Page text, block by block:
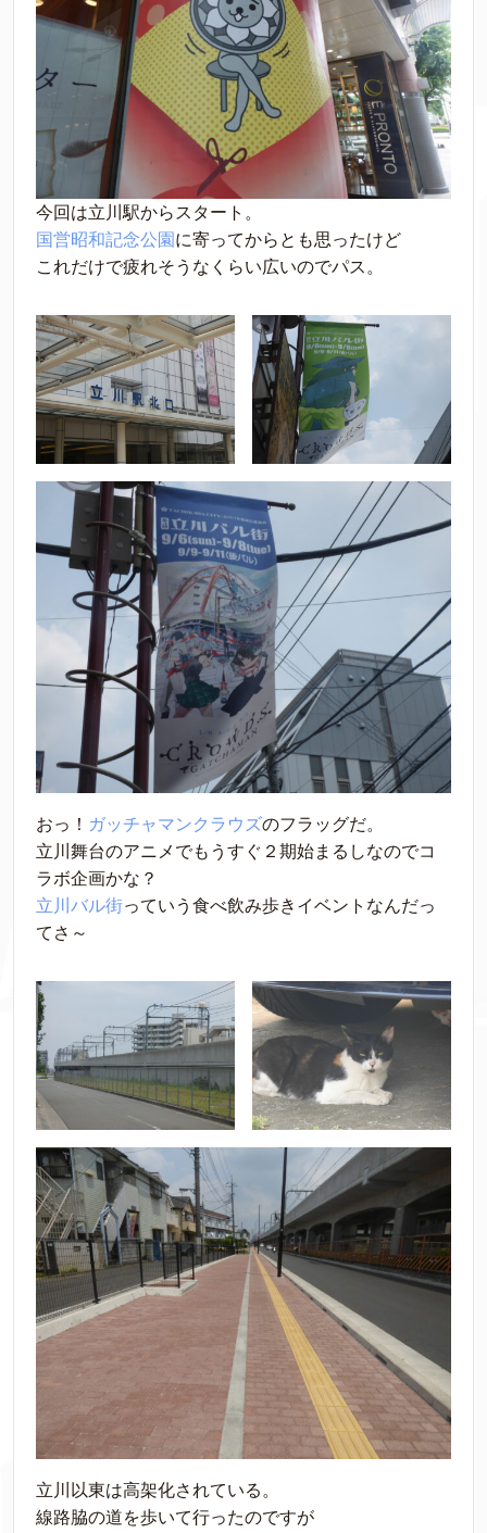
今回は立川駅からスタート。
国営昭和記念公園 に寄ってからとも思ったけど
これだけで疲れそうなくらい広いのでパス。
おっ！ ガッチャマンクラウズのフラッグだ。
立川舞台のアニメでもうすぐ２期始まるしなのでコ
ラボ企画かな？
立川バル街っていう食べ飲み歩きイベントなんだっ
てさ～
立川以東は高架化されている。
線路脇の道を歩いて行ったのですが